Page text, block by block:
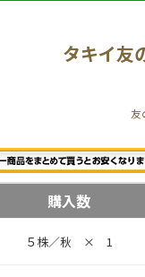
タキイ友
友
購入数
５株／秋 × 1